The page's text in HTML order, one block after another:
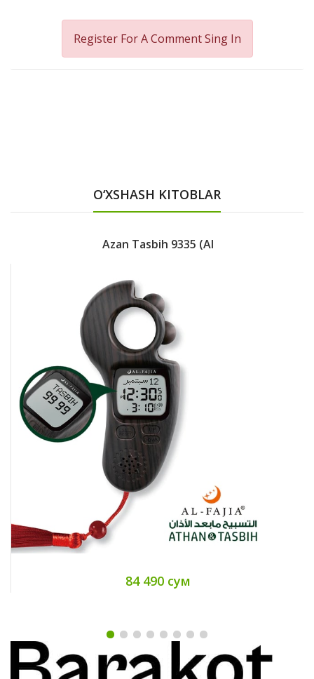
Register For A CommentSing In
O‘XSHASH KITOBLAR
Azan Tasbih 9335 (Al
84 490 сум